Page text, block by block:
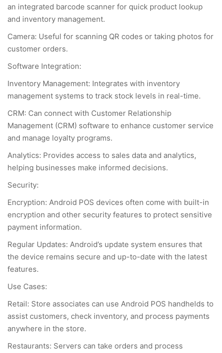
an integrated barcode scanner for quick product lookup
and inventory management.
Camera: Useful for scanning QR codes or taking photos for
customer orders.
Software Integration:
Inventory Management: Integrates with inventory
management systems to track stock levels in real-time.
CRM: Can connect with Customer Relationship
Management (CRM) software to enhance customer service
and manage loyalty programs.
Analytics: Provides access to sales data and analytics,
helping businesses make informed decisions.
Security:
Encryption: Android POS devices often come with built-in
encryption and other security features to protect sensitive
payment information.
Regular Updates: Android’s update system ensures that
the device remains secure and up-to-date with the latest
features.
Use Cases:
Retail: Store associates can use Android POS handhelds to
assist customers, check inventory, and process payments
anywhere in the store.
Restaurants: Servers can take orders and process